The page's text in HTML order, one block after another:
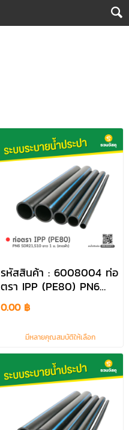
รหัสสินค้า : 6008004 ท่อ
ตรา IPP (PE80) PN6
SDR21,S10 ยาว 1 ม. (คาด
ฟ้า)
0.00 ฿
มีหลายคุณสมบัติให้เลือก